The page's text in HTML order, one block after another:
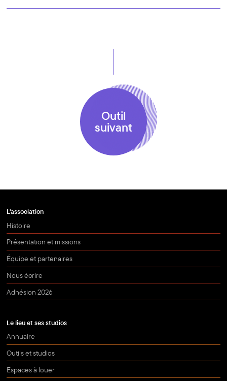
Outil
suivant
L'association
Histoire
Présentation et missions
Équipe et partenaires
Nous écrire
Adhésion 2026
Le lieu et ses studios
Annuaire
Outils et studios
Espaces à louer